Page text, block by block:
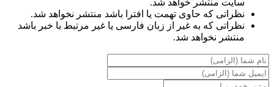
نظراتی که حاوی تهمت یا افترا باشد منتشر نخواهد شد.
نظراتی که به غیر از زبان فارسی یا غیر مرتبط با خبر باشد
منتشر نخواهد شد.